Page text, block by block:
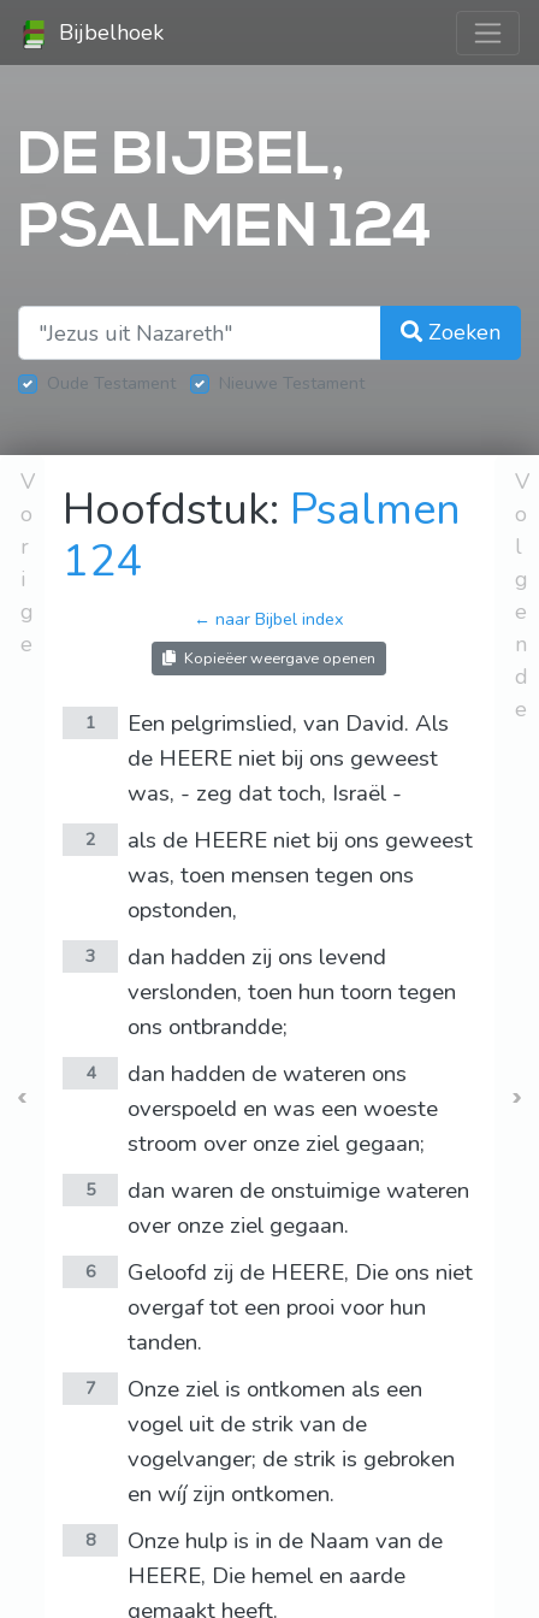
Bijbelhoek
DE BIJBEL,
PSALMEN 124
Zoeken
Oude Testament Nieuwe Testament
V
o
r
i
g
e
Hoofdstuk: Psalmen
124
← naar Bijbel index
Kopieëer weergave openen
1
Een pelgrimslied, van David. Als
de HEERE niet bij ons geweest
was, - zeg dat toch, Israël -
2
als de HEERE niet bij ons geweest
was, toen mensen tegen ons
opstonden,
3
dan hadden zij ons levend
verslonden, toen hun toorn tegen
ons ontbrandde;
4
dan hadden de wateren ons
overspoeld en was een woeste
stroom over onze ziel gegaan;
5
dan waren de onstuimige wateren
over onze ziel gegaan.
6
Geloofd zij de HEERE, Die ons niet
overgaf tot een prooi voor hun
tanden.
7
Onze ziel is ontkomen als een
vogel uit de strik van de
vogelvanger; de strik is gebroken
en wíj zijn ontkomen.
8
Onze hulp is in de Naam van de
HEERE, Die hemel en aarde
gemaakt heeft.
V
o
l
g
e
n
d
e